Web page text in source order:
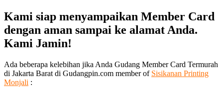
Kami siap menyampaikan Member Card
dengan aman sampai ke alamat Anda.
Kami Jamin!
Ada beberapa kelebihan jika Anda Gudang Member Card Termurah
di Jakarta Barat di Gudangpin.com member of Sisikanan Printing
Monjali :